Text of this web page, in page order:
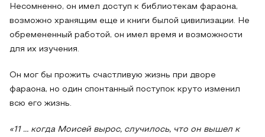
Несомненно, он имел доступ к библиотекам фараона,
возможно хранящим еще и книги былой цивилизации. Не
обремененный работой, он имел время и возможности
для их изучения.
Он мог бы прожить счастливую жизнь при дворе
фараона, но один спонтанный поступок круто изменил
всю его жизнь.
«11 … когда Моисей вырос, случилось, что он вышел к